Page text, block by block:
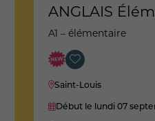
ANGLAIS
A1 – élémentaire
Saint-Louis
Début le lundi 07